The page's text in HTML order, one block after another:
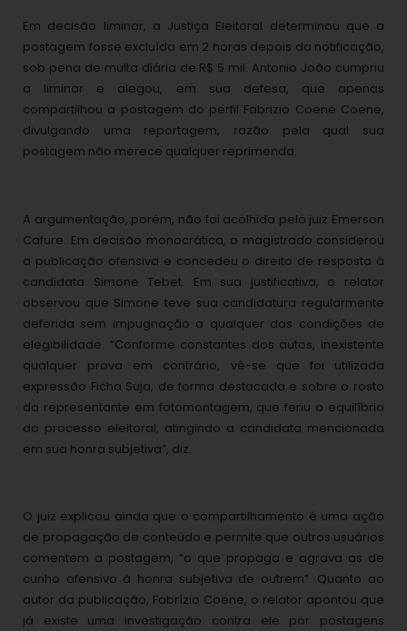
Em decisão liminar, a Justiça Eleitoral determinou que a
postagem fosse excluída em 2 horas depois da notificação,
sob pena de multa diária de R$ 5 mil. Antonio João cumpriu
a liminar e alegou, em sua defesa, que apenas
compartilhou a postagem do perfil Fabrizio Coene Coene,
divulgando uma reportagem, razão pela qual sua
postagem não merece qualquer reprimenda.
A argumentação, porém, não foi acolhida pelo juiz Emerson
Cafure. Em decisão monocrática, o magistrado considerou
a publicação ofensiva e concedeu o direito de resposta à
candidata Simone Tebet. Em sua justificativa, o relator
observou que Simone teve sua candidatura regularmente
deferida sem impugnação a qualquer das condições de
elegibilidade. “Conforme constantes dos autos, inexistente
qualquer prova em contrário, vê-se que foi utilizada
expressão Ficha Suja, de forma destacada e sobre o rosto
da representante em fotomontagem, que feriu o equilíbrio
do processo eleitoral, atingindo a candidata mencionada
em sua honra subjetiva”, diz.
O juiz explicou ainda que o compartilhamento é uma ação
de propagação de conteúdo e permite que outros usuários
comentem a postagem, “o que propaga e agrava as de
cunho ofensivo à honra subjetiva de outrem”. Quanto ao
autor da publicação, Fabrízio Coene, o relator apontou que
já existe uma investigação contra ele por postagens